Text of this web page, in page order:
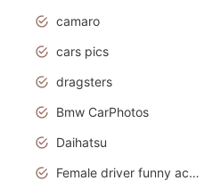
camaro
cars pics
dragsters
Bmw CarPhotos
Daihatsu
Female driver funny accident